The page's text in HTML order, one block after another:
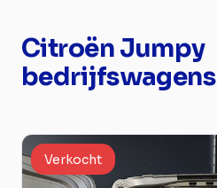
Citroën Jumpy
bedrijfswagens
Verkocht